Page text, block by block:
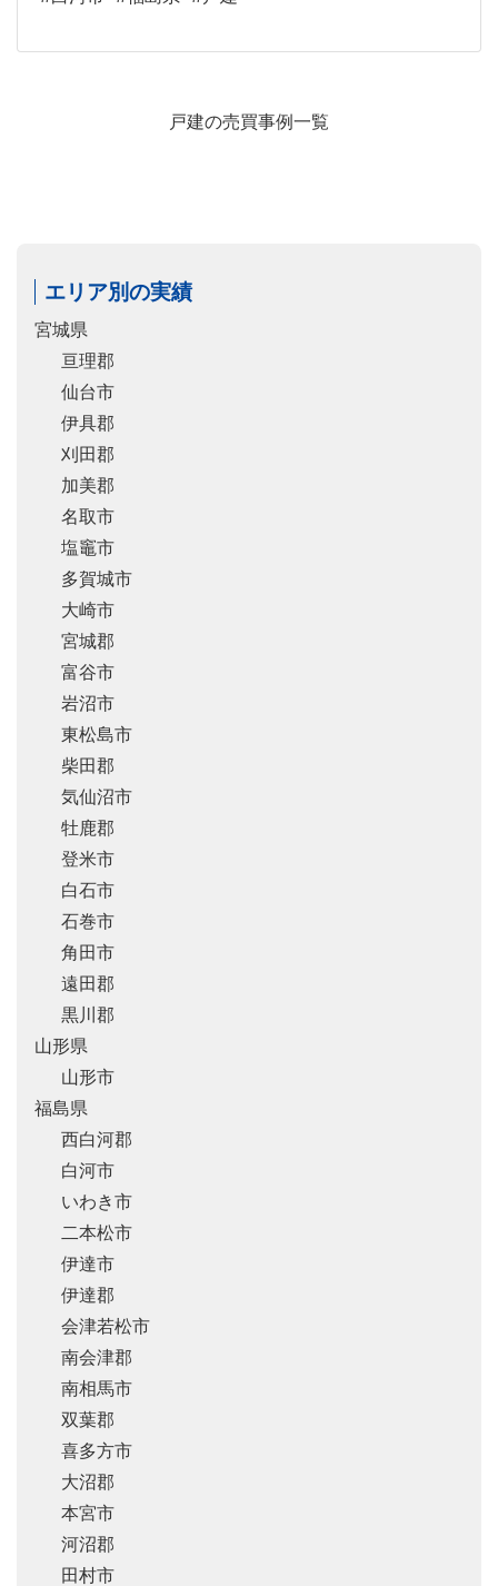
戸建の売買事例一覧
エリア別の実績
宮城県
亘理郡
仙台市
伊具郡
刈田郡
加美郡
名取市
塩竈市
多賀城市
大崎市
宮城郡
富谷市
岩沼市
東松島市
柴田郡
気仙沼市
牡鹿郡
登米市
白石市
石巻市
角田市
遠田郡
黒川郡
山形県
山形市
福島県
西白河郡
白河市
いわき市
二本松市
伊達市
伊達郡
会津若松市
南会津郡
南相馬市
双葉郡
喜多方市
大沼郡
本宮市
河沼郡
田村市